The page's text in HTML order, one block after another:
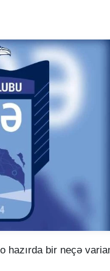
hazırda bir neçə